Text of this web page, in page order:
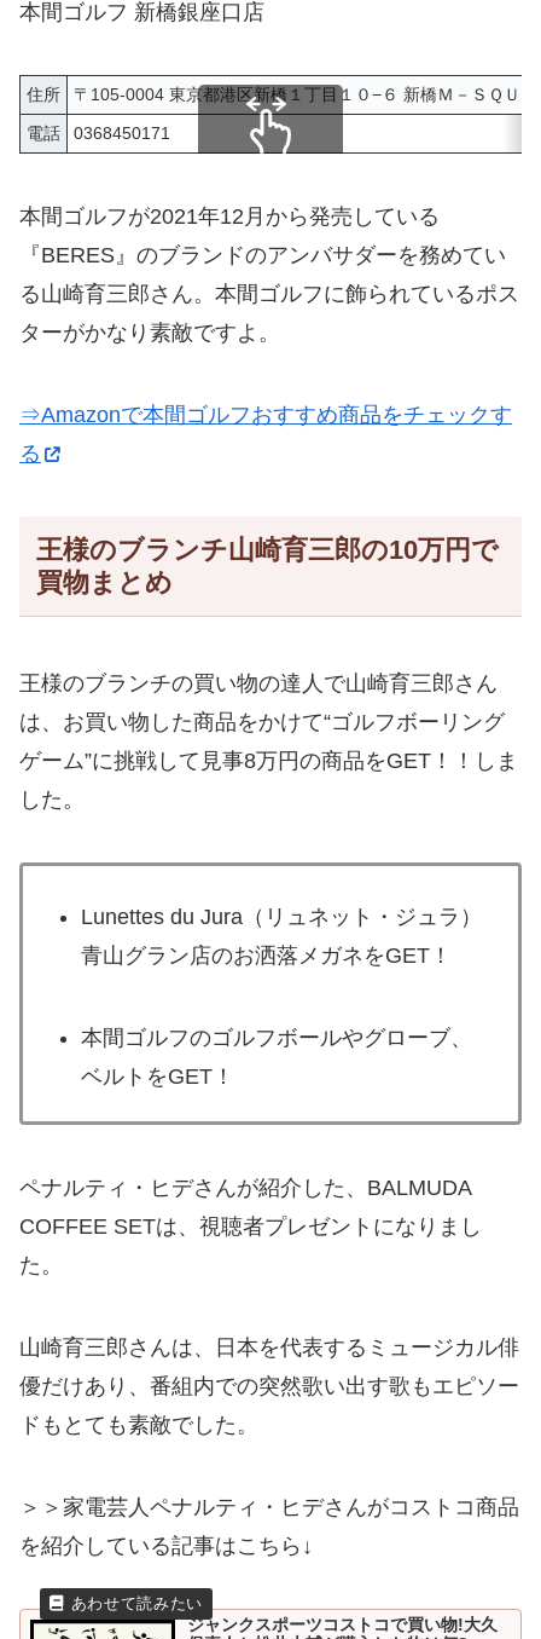
本間ゴルフ 新橋銀座口店
住所
〒105-0004 東京都港区新橋１丁目１０−６ 新橋Ｍ－ＳＱＵＡ
電話
0368450171
本間ゴルフが2021年12月から発売している
『BERES』のブランドのアンバサダーを務めてい
る山崎育三郎さん。本間ゴルフに飾られているポス
ターがかなり素敵ですよ。
⇒Amazonで本間ゴルフおすすめ商品をチェックす
る
王様のブランチ山崎育三郎の10万円で
買物まとめ
王様のブランチの買い物の達人で山崎育三郎さん
は、お買い物した商品をかけて“ゴルフボーリング
ゲーム”に挑戦して見事8万円の商品をGET！！しま
した。
Lunettes du Jura（リュネット・ジュラ）
青山グラン店のお洒落メガネをGET！
本間ゴルフのゴルフボールやグローブ、
ベルトをGET！
ペナルティ・ヒデさんが紹介した、BALMUDA
COFFEE SETは、視聴者プレゼントになりまし
た。
山崎育三郎さんは、日本を代表するミュージカル俳
優だけあり、番組内での突然歌い出す歌もエピソー
ドもとても素敵でした。
＞＞家電芸人ペナルティ・ヒデさんがコストコ商品
を紹介している記事はこちら↓
ジャンクスポーツコストコで買い物!大久